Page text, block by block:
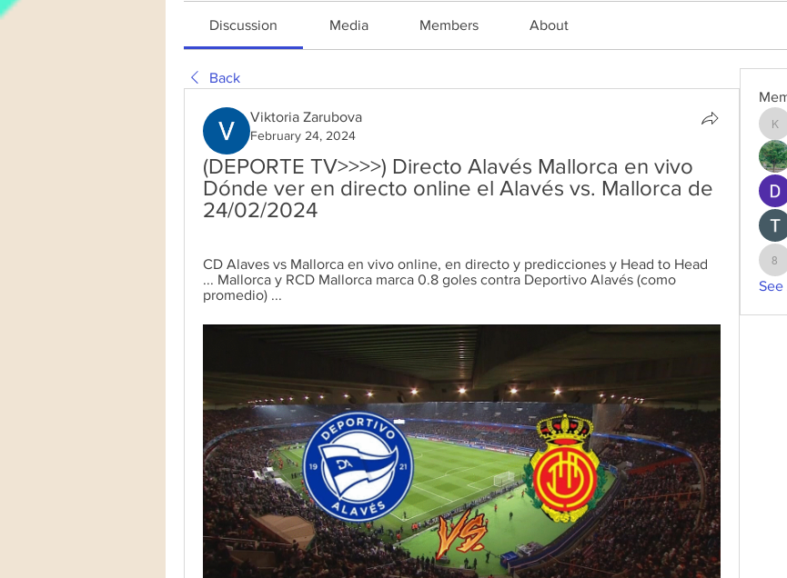
Discussion Media Members About
Back
Viktoria Zarubova
February 24, 2024
(DEPORTE TV>>>>) Directo Alavés Mallorca en vivo
Dónde ver en directo online el Alavés vs. Mallorca de
24/02/2024
CD Alaves vs Mallorca en vivo online, en directo y predicciones y Head to Head
... Mallorca y RCD Mallorca marca 0.8 goles contra Deportivo Alavés (como
promedio) ...
See